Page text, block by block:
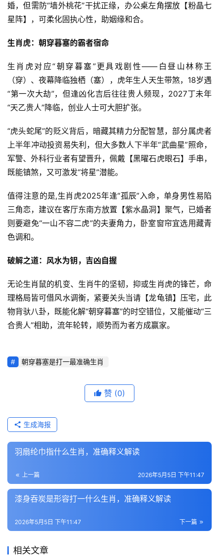
婚，但需防“墙外桃花”干扰正缘，办公桌左角摆放【粉晶七
星阵】，可柔化固执心性，助姻缘和合。
生肖虎：朝穿暮塞的霸者宿命
生肖虎对应“朝穿暮塞”更具戏剧性——白昼山林称王
（穿）、夜幕降临独栖（塞），虎年生人天生带煞，18岁遇
“第一次大劫”，但逢凶化吉后往往贵人频现，2027丁未年
“天乙贵人”降临，创业人士可大胆扩张。
“虎头蛇尾”的贬义背后，暗藏其精力分配智慧，部分属虎者
上半年冲动投资易失利，但大多数人下半年“武曲星”照命，
军警、外科行业者有望晋升，佩戴【黑曜石虎眼石】手串，
既能镇煞，又可激发“将星”潜能。
值得注意的是,生肖虎2025年逢“孤辰”入命，单身男性易陷
三角恋，建议在客厅东南方放置【紫水晶洞】聚气，已婚者
则要避免“一山不容二虎”的夫妻角力，卧室窗帘宜选用藏青
色调和。
破解之道：风水为钥，吉凶自握
无论生肖鼠的机变、生肖牛的坚韧，抑或生肖虎的锋芒，命
理格局皆可借风水调衡，紧要关头当请【龙龟镇】压宅，此
物背驮八卦，既能化解“朝穿暮塞”的时空错位，又能催动“三
合贵人”相助，流年轮转，顺势而为者方成赢家。
朝穿暮塞是打一最准确生肖
赞 (0)
生成海报
羽扇纶巾指什么生肖，准确释义解读
上一篇 2026年5月5日 下午11:47
漆身吞炭是形容打一什么生肖，准确释义解读
下一篇
2026年5月5日 下午11:47
相关文章